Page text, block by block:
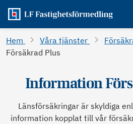
Hem Våra tjänster
Försäkrad Plus
Information
Länsförsäkringar är skyldiga
information kopplat till vår